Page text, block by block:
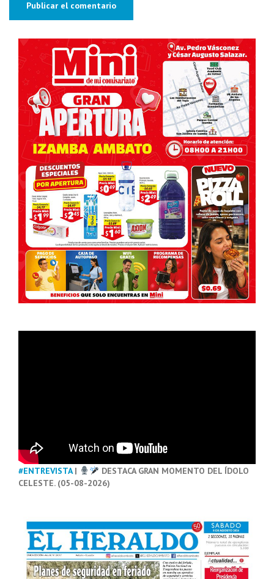
#ENTREVISTA|
DESTACA GRAN MOMENTO DEL ÍDOLO
CELESTE. (05-08-2026)